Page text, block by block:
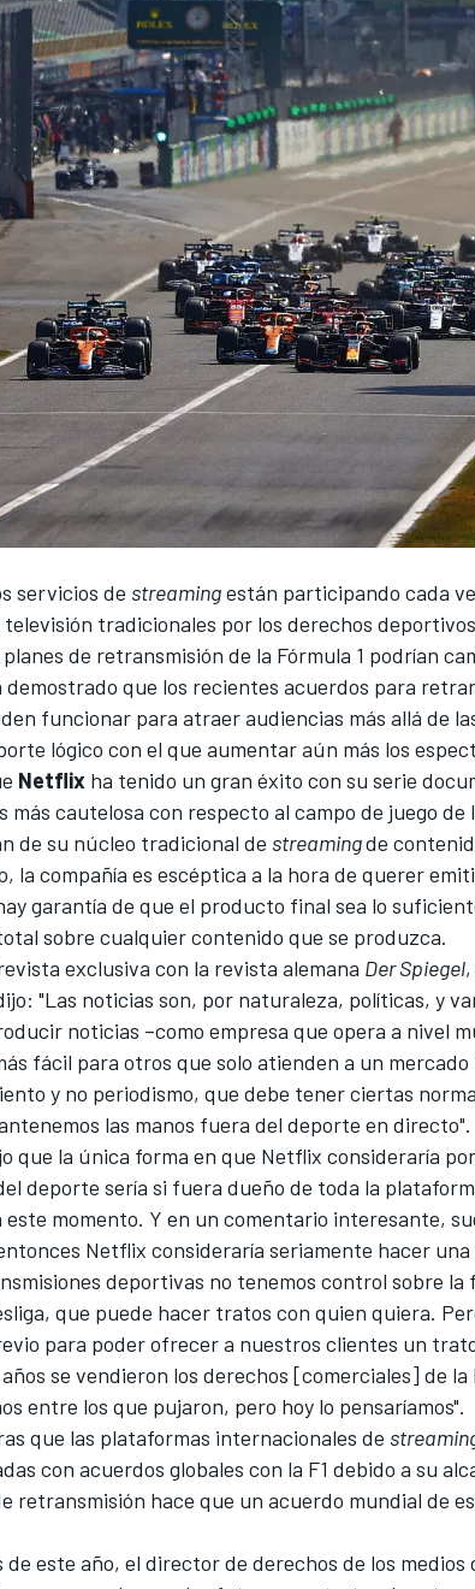
FÓRMULA E
servicios de streamingestán participando cada
televisión tradicionales por los derechos
de retransmisión de la Fórmula 1 podrían
demostrado que los recientes acuerdos para
funcionar para atraer audiencias más allá de
lógico con el que aumentar aún más los
Netflix ha tenido un gran éxito con su serie
más cautelosa con respecto al campo de juego
de su núcleo tradicional de streamingde
la compañía es escéptica a la hora de querer
garantía de que el producto final sea lo
sobre cualquier contenido que se produzca.
exclusiva con la revista alemana Der Spiegel
"Las noticias son, por naturaleza, políticas, y
noticias –como empresa que opera a nivel
fácil para otros que solo atienden a un
y no periodismo, que debe tener ciertas
las manos fuera del deporte en directo".
que la única forma en que Netflix consideraría
deporte sería si fuera dueño de toda la
este momento. Y en un comentario interesante,
Netflix consideraría seriamente hacer
deportivas no tenemos control sobre la
que puede hacer tratos con quien quiera.
para poder ofrecer a nuestros clientes un
se vendieron los derechos [comerciales] de
entre los que pujaron, pero hoy lo pensaríamos".
que las plataformas internacionales de
con acuerdos globales con la F1 debido a su
retransmisión hace que un acuerdo mundial de
este año, el director de derechos de los medios